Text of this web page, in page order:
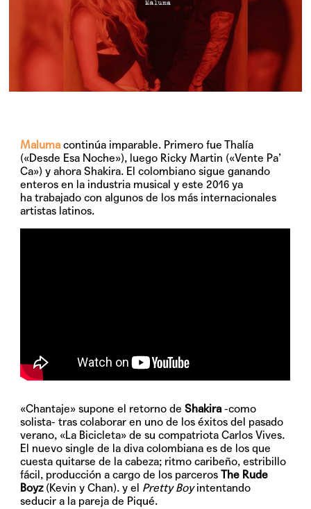
Maluma continúa imparable. Primero fue Thalía
(«Desde Esa Noche»), luego Ricky Martin («Vente Pa’
Ca») y ahora Shakira. El colombiano sigue ganando
enteros en la industria musical y este 2016 ya
ha trabajado con algunos de los más internacionales
artistas latinos.
«Chantaje» supone el retorno deShakira-como
solista- tras colaborar en uno de los éxitos del pasado
verano, «La Bicicleta» de su compatriota Carlos Vives.
El nuevo single de la diva colombiana es de los que
cuesta quitarse de la cabeza; ritmo caribeño, estribillo
fácil, producción a cargo de los parcerosThe Rude
Boyz(Kevin y Chan). y el Pretty Boyintentando
seducir a la pareja de Piqué.